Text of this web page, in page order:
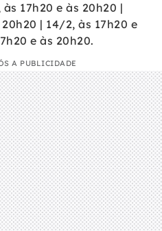
17h20 e às 20h20 |
| 14/2, às 17h20 e
e às 20h20.
A PUBLICIDADE